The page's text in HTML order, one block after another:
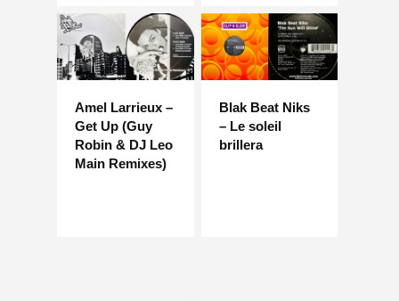
Amel Larrieux –
Get Up (Guy
Robin & DJ Leo
Main Remixes)
Blak Beat Niks
– Le soleil
brillera